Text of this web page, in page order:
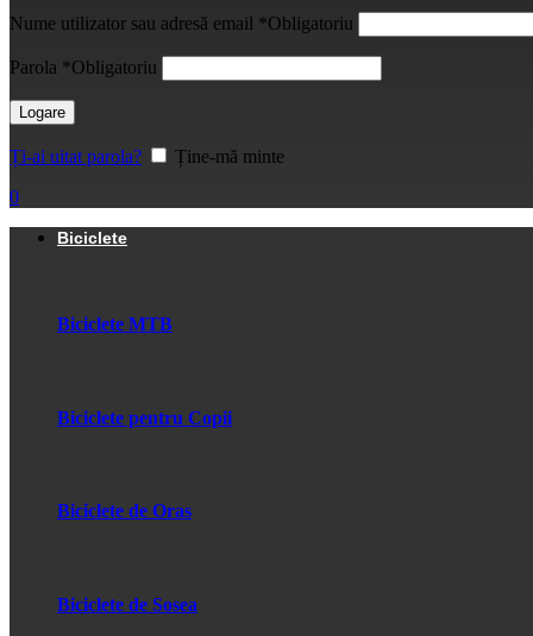
Nume utilizator sau adresă email *Obligatoriu
Parola *Obligatoriu
Logare
Ți-ai uitat parola?
Ține-mă minte
0
Biciclete
Biciclete MTB
Biciclete pentru Copii
Biciclete de Oras
Biciclete de Sosea